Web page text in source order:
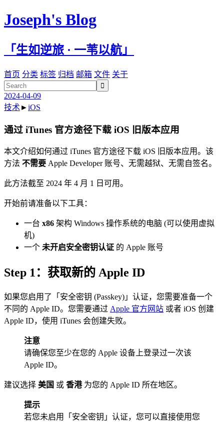
Joseph's Blog
「生如逆旅 · 一苇以航」
首页 分类 标签 归档 邮箱 文件 关于

2024-04-09
技术►iOS
通过 iTunes 官方途径下载 iOS 旧版本应用
本文介绍如何通过 iTunes 官方途径下载 iOS 旧版本应用。该
方法 不需要 Apple Developer 账号、无需越狱、无需自签名。
此方法截至 2024 年 4 月 1 日可用。
开始前请准备以下工具：
一台 x86 架构 Windows 操作系统的电脑 (可以使用虚拟
机)
一个 未开启安全密钥认证 的 Apple 账号
Step 1：获取新的 Apple ID
如果您启用了「安全密钥 (Passkey)」认证，您需要准备一个
不同的 Apple ID。您需要通过 Apple 官方网站 或者 iOS 创建
Apple ID，使用 iTunes 会创建失败。
注意
请确保您至少在您的 Apple 设备上登录过一次该
Apple ID。
建议选择 美国 或 香港为您的 Apple ID 所在地区。
提示
若您未启用「安全密钥」认证，您可以直接使用您